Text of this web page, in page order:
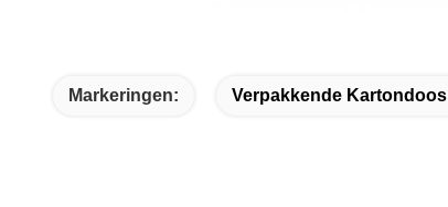
Markeringen: Verpakkende Kartondoos